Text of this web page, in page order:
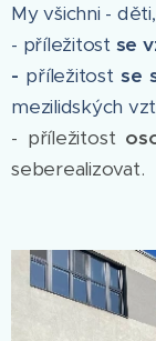
My všichni -
- příležitost se
- příležitostse
mezilidských
- příležitost
seberealizovat.